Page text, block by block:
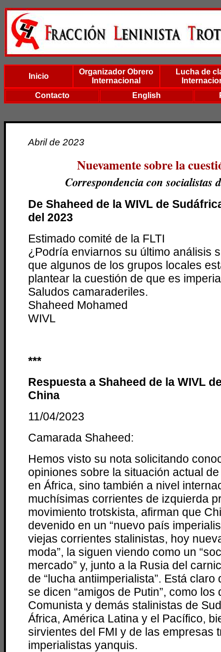
Inicio
Organizador Obrero
Internacional
Lucha de
Contacto
English
Abril de 2023
Nuevamente sobre la
Correspondencia con socialistas
De Shaheed de la WIVL de
del 2023
Estimado comité de la FLTI
¿Podría enviarnos su último análisis
que algunos de los grupos locales
plantear la cuestión de que es
Saludos camaraderiles.
Shaheed Mohamed
WIVL
***
Respuesta a Shaheed de la WIVL
China
11/04/2023
Camarada Shaheed:
Hemos visto su nota solicitando
opiniones sobre la situación actual
en África, sino también a nivel
muchísimas corrientes de izquierda
movimiento trotskista, afirman que
devenido en un “nuevo país
viejas corrientes stalinistas, hoy
moda”, la siguen viendo como un
mercado” y, junto a la Rusia del
de “lucha antiimperialista”. Está
se dicen “amigos de Putin”, como los
Comunista y demás stalinistas de
África, América Latina y el Pacífico,
sirvientes del FMI y de las empresas
imperialistas yanquis.